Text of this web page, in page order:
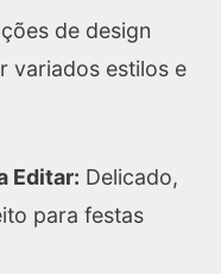
de design
variados estilos e
Editar: Delicado,
para festas